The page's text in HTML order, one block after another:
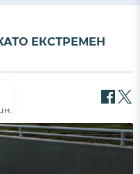
КАТО ЕКСТРЕМЕН